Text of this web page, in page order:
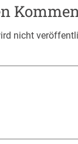
nicht